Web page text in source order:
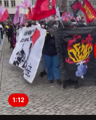
1:12